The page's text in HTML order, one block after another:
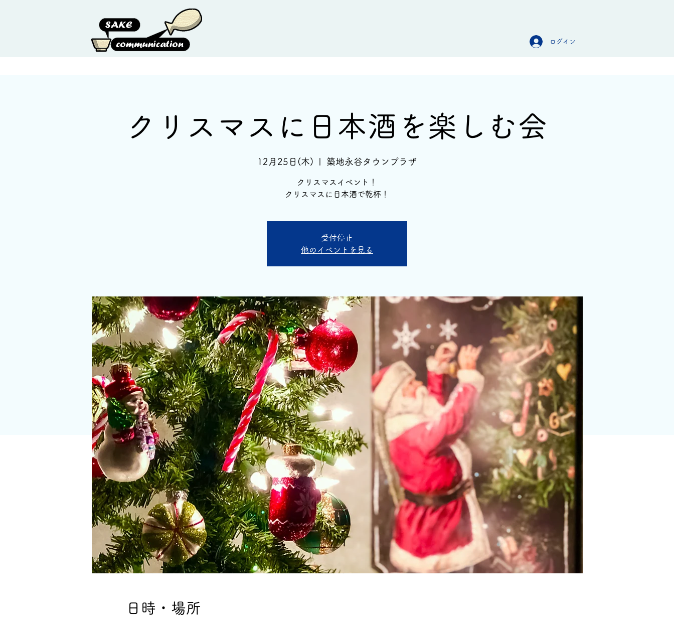
ログイン
クリスマスに日本酒を楽しむ会
12月25日(木) 築地永谷タウンプラザ
クリスマスイベント！
クリスマスに日本酒で乾杯！
受付停止
他のイベントを見る
日時・場所